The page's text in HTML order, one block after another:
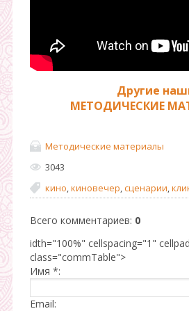
Другие
МЕТОДИЧЕСКИЕ
Методические материалы
3043
кино,киновечер,сценарии,
Всего комментариев: 0
idth="100%" cellspacing="1"
class="commTable">
Имя *:
Email: